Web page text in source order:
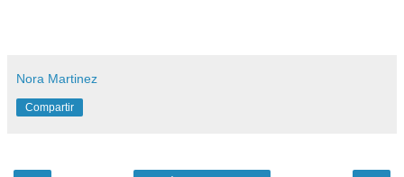
Nora Martinez
Compartir